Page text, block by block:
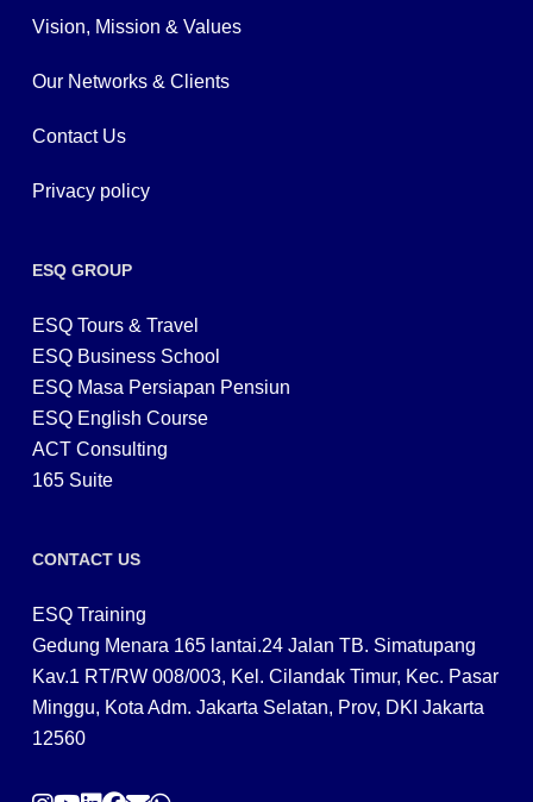
Vision, Mission & Values
Our Networks & Clients
Contact Us
Privacy policy
ESQ GROUP
ESQ Tours & Travel
ESQ Business School
ESQ Masa Persiapan Pensiun
ESQ English Course
ACT Consulting
165 Suite
CONTACT US
ESQ Training
Gedung Menara 165 lantai.24 Jalan TB. Simatupang
Kav.1 RT/RW 008/003, Kel. Cilandak Timur, Kec. Pasar
Minggu, Kota Adm. Jakarta Selatan, Prov, DKI Jakarta
12560